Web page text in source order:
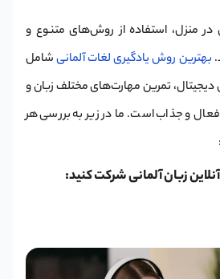
در منزل، استفاده از روش‌های متنوع و
بهترین روش یادگیری لغات آلمانیشامل
دیجیتال، تمرین مهارت‌های مختلف زبان و
و جذاب است. ما در زیر به بررسی هر